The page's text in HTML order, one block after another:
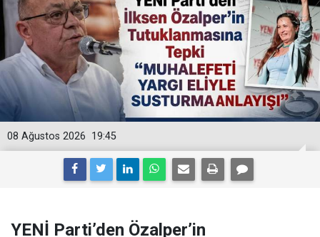
19:45
08 Ağustos 2026
YENİ Parti’den Özalper’in